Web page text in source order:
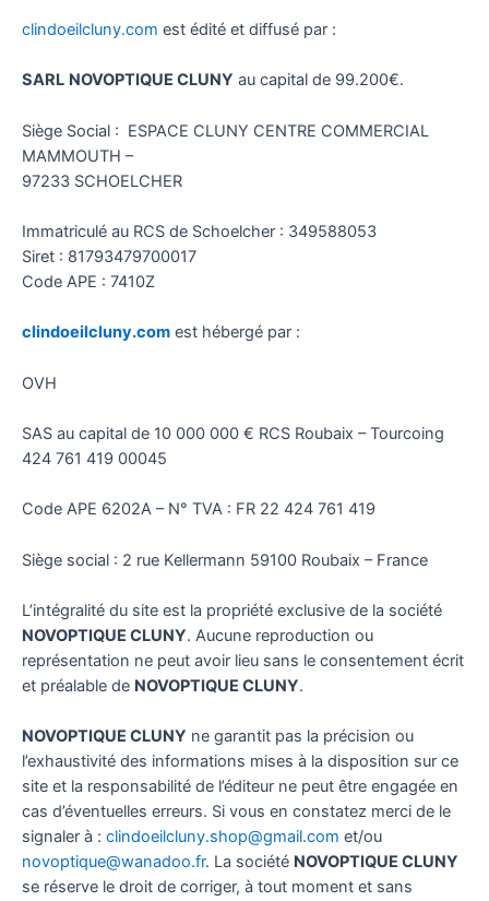
clindoeilcluny.com est édité et diffusé par :
SARL NOVOPTIQUE CLUNY au capital de 99.200€.
Siège Social : ESPACE CLUNY CENTRE COMMERCIAL
MAMMOUTH –
97233 SCHOELCHER
Immatriculé au RCS de Schoelcher : 349588053
Siret : 81793479700017
Code APE : 7410Z
clindoeilcluny.com est hébergé par :
OVH
SAS au capital de 10 000 000 € RCS Roubaix – Tourcoing
424 761 419 00045
Code APE 6202A – N° TVA : FR 22 424 761 419
Siège social : 2 rue Kellermann 59100 Roubaix – France
L’intégralité du site est la propriété exclusive de la société
NOVOPTIQUE CLUNY. Aucune reproduction ou
représentation ne peut avoir lieu sans le consentement écrit
et préalable de NOVOPTIQUE CLUNY.
NOVOPTIQUE CLUNY ne garantit pas la précision ou
l’exhaustivité des informations mises à la disposition sur ce
site et la responsabilité de l’éditeur ne peut être engagée en
cas d’éventuelles erreurs. Si vous en constatez merci de le
signaler à : clindoeilcluny.shop@gmail.com et/ou
novoptique@wanadoo.fr. La société NOVOPTIQUE CLUNY
se réserve le droit de corriger, à tout moment et sans